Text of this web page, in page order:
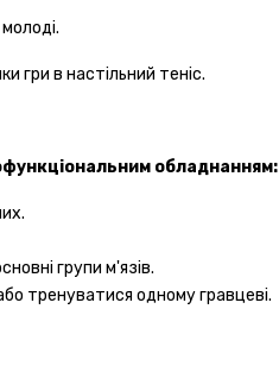
гри в настільний теніс.
обладнанням:
групи м'язів.
тренуватися одному гравцеві.